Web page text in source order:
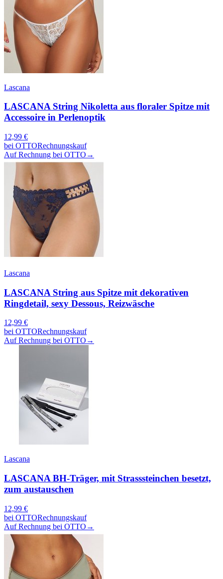
Lascana
LASCANA String Nikoletta aus floraler Spitze mit
Accessoire in Perlenoptik
12,99 €
bei OTTORechnungskauf
Auf Rechnung bei OTTO →
Lascana
LASCANA String aus Spitze mit dekorativen
Ringdetail, sexy Dessous, Reizwäsche
12,99 €
bei OTTORechnungskauf
Auf Rechnung bei OTTO →
Lascana
LASCANA BH-Träger, mit Strasssteinchen besetzt,
zum austauschen
12,99 €
bei OTTORechnungskauf
Auf Rechnung bei OTTO →